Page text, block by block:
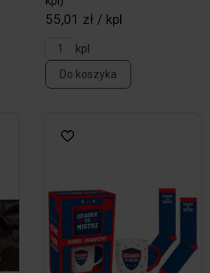
55,01 zł / kpl
kpl
Do koszyka